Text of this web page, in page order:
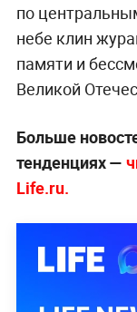
по
небе клин
памяти и
Великой
Больше
тенденциях —
Life.ru.